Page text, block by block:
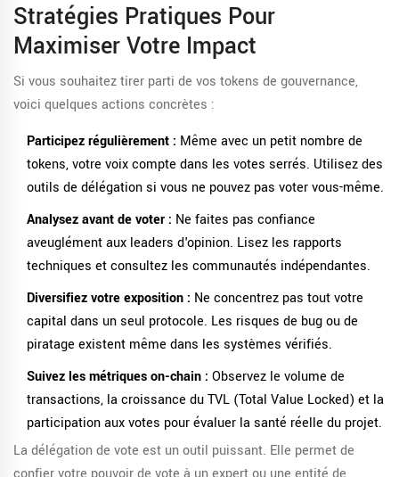
Stratégies Pratiques Pour
Maximiser Votre Impact
Si vous souhaitez tirer parti de vos tokens de gouvernance,
voici quelques actions concrètes :
Participez régulièrement : Même avec un petit nombre de
tokens, votre voix compte dans les votes serrés. Utilisez des
outils de délégation si vous ne pouvez pas voter vous-même.
Analysez avant de voter : Ne faites pas confiance
aveuglément aux leaders d'opinion. Lisez les rapports
techniques et consultez les communautés indépendantes.
Diversifiez votre exposition : Ne concentrez pas tout votre
capital dans un seul protocole. Les risques de bug ou de
piratage existent même dans les systèmes vérifiés.
Suivez les métriques on-chain : Observez le volume de
transactions, la croissance du TVL (Total Value Locked) et la
participation aux votes pour évaluer la santé réelle du projet.
La délégation de vote est un outil puissant. Elle permet de